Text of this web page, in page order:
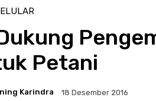
Petani
Karindra 18 Desember 2016